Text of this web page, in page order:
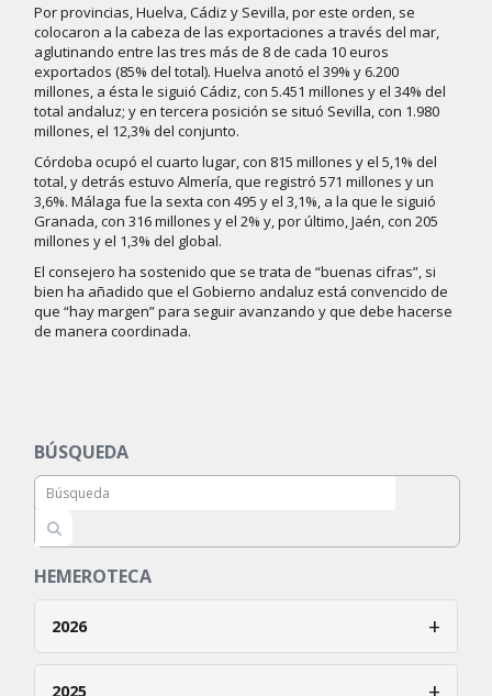
Por provincias, Huelva, Cádiz y Sevilla, por este orden, se
colocaron a la cabeza de las exportaciones a través del mar,
aglutinando entre las tres más de 8 de cada 10 euros
exportados (85% del total). Huelva anotó el 39% y 6.200
millones, a ésta le siguió Cádiz, con 5.451 millones y el 34% del
total andaluz; y en tercera posición se situó Sevilla, con 1.980
millones, el 12,3% del conjunto.
Córdoba ocupó el cuarto lugar, con 815 millones y el 5,1% del
total, y detrás estuvo Almería, que registró 571 millones y un
3,6%. Málaga fue la sexta con 495 y el 3,1%, a la que le siguió
Granada, con 316 millones y el 2% y, por último, Jaén, con 205
millones y el 1,3% del global.
El consejero ha sostenido que se trata de “buenas cifras”, si
bien ha añadido que el Gobierno andaluz está convencido de
que “hay margen” para seguir avanzando y que debe hacerse
de manera coordinada.
BÚSQUEDA
HEMEROTECA
2026 +
2025